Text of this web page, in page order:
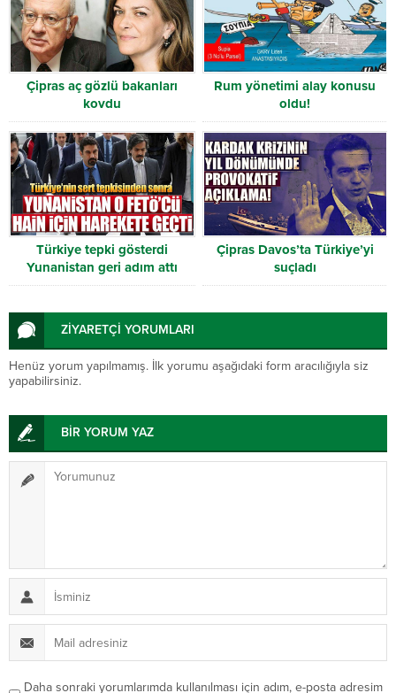
Çipras aç gözlü bakanları
kovdu
Rum yönetimi alay konusu
oldu!
Türkiye tepki gösterdi
Yunanistan geri adım attı
Çipras Davos’ta Türkiye’yi
suçladı
ZİYARETÇİ YORUMLARI
Henüz yorum yapılmamış. İlk yorumu aşağıdaki form aracılığıyla siz
yapabilirsiniz.
BİR YORUM YAZ
Daha sonraki yorumlarımda kullanılması için adım, e-posta adresim